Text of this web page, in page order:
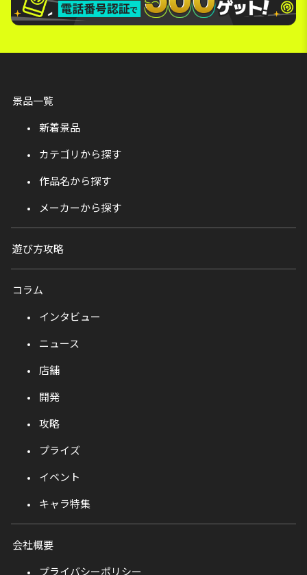
景品一覧
新着景品
カテゴリから探す
作品名から探す
メーカーから探す
遊び方攻略
コラム
インタビュー
ニュース
店舗
開発
攻略
プライズ
イベント
キャラ特集
会社概要
プライバシーポリシー